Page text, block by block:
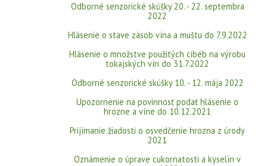
Odborné senzorické skúšky 20. - 22. septembra
2022
Hlásenie o stave zásob vína a muštu do 7.9.2022
Hlásenie o množstve použitých cibéb na výrobu
tokajských vín do 31.7.2022
Odborné senzorické skúšky 10. - 12. mája 2022
Upozornenie na povinnosť podať hlásenie o
hrozne a víne do 10.12.2021
Prijímanie žiadosti o osvedčenie hrozna z úrody
2021
Oznámenie o úprave cukornatosti a kyselín v